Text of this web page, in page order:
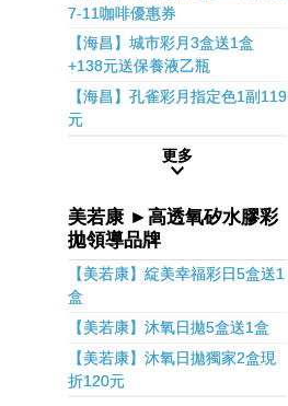
7-11咖啡優惠券
【海昌】城市彩月3盒送1盒
+138元送保養液乙瓶
【海昌】孔雀彩月指定色1副119
元
更多
美若康 ►高透氧矽水膠彩
拋領導品牌
【美若康】綻美幸福彩日5盒送1
盒
【美若康】沐氧日拋5盒送1盒
【美若康】沐氧日拋獨家2盒現
折120元